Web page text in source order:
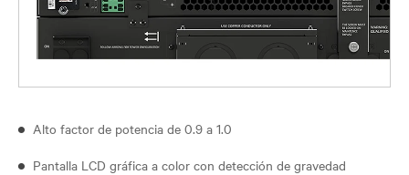
Alto factor de potencia de 0.9 a 1.0
Pantalla LCD gráfica a color con detección de gravedad